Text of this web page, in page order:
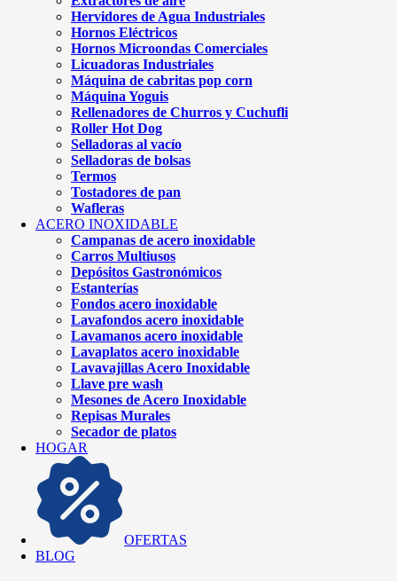
Hervidores de Agua Industriales
Hornos Eléctricos
Hornos Microondas Comerciales
Licuadoras Industriales
Máquina de cabritas pop corn
Máquina Yoguis
Rellenadores de Churros y Cuchufli
Roller Hot Dog
Selladoras al vacío
Selladoras de bolsas
Termos
Tostadores de pan
Wafleras
ACERO INOXIDABLE
Campanas de acero inoxidable
Carros Multiusos
Depósitos Gastronómicos
Estanterías
Fondos acero inoxidable
Lavafondos acero inoxidable
Lavamanos acero inoxidable
Lavaplatos acero inoxidable
Lavavajillas Acero Inoxidable
Llave pre wash
Mesones de Acero Inoxidable
Repisas Murales
Secador de platos
HOGAR
OFERTAS
BLOG